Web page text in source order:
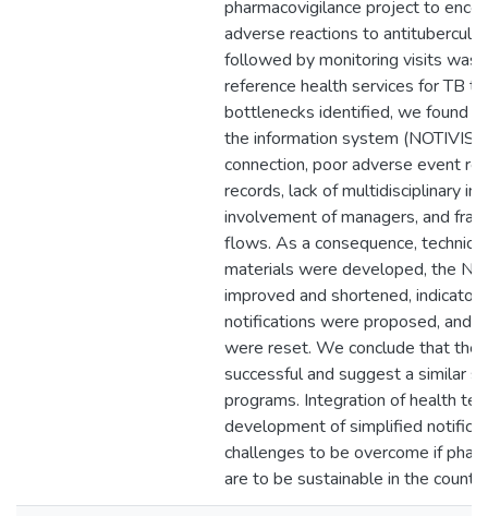
pharmacovigilance project to
adverse reactions to
followed by monitoring visits was
reference health services for TB
bottlenecks identified, we found
the information system
connection, poor adverse event
records, lack of multidisciplinary
involvement of managers, and
flows. As a consequence,
materials were developed, the
improved and shortened,
notifications were proposed, and
were reset. We conclude that the
successful and suggest a similar
programs. Integration of health
development of simplified
challenges to be overcome if
are to be sustainable in the